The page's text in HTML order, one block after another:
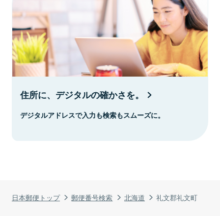
日本郵便トップ 郵便番号検索 北海道 礼文郡礼文町
住所に、デジタルの確かさを。
デジタルアドレスで入力も検索もスムーズに。